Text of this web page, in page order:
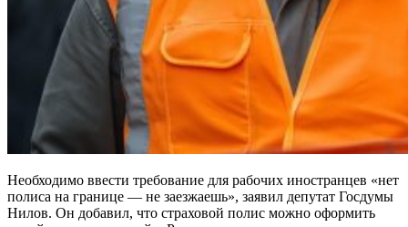
Необходимо ввести требование для рабочих иностранцев «нет
полиса на границе — не заезжаешь», заявил депутат Госдумы
Нилов. Он добавил, что страховой полис можно оформить